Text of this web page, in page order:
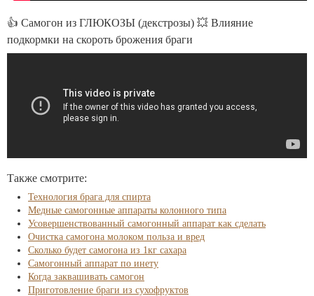
👍 Самогон из ГЛЮКОЗЫ (декстрозы) 💥 Влияние
подкормки на скороть брожения браги
Также смотрите:
Технология брага для спирта
Медные самогонные аппараты колонного типа
Усовершенствованный самогонный аппарат как сделать
Очистка самогона молоком польза и вред
Сколько будет самогона из 1кг сахара
Самогонный аппарат по инету
Когда заквашивать самогон
Приготовление браги из сухофруктов